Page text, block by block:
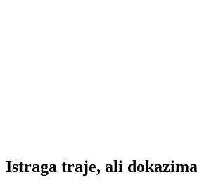
Istraga traje, ali dokazima